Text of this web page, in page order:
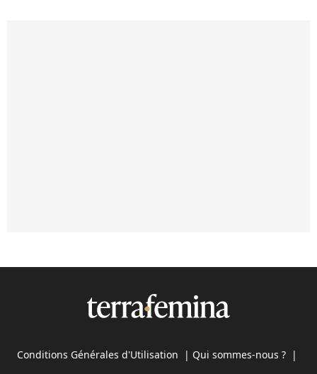
Conditions Générales d'Utilisation | Qui sommes-nous ? |